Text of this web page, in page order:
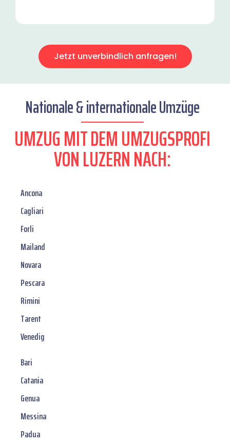
Jetzt unverbindlich anfragen!
Nationale & internationale Umzüge
UMZUG MIT DEM UMZUGSPROFI
VON LUZERN NACH:
Ancona
Cagliari
Forli
Mailand
Novara
Pescara
Rimini
Tarent
Venedig
Bari
Catania
Genua
Messina
Padua